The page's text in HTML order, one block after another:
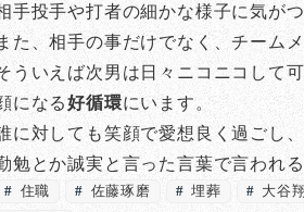
手投手や打者の細かな様子に気が
た、相手の事だけでなく、チーム
ういえば次男は日々ニコニコして
になる好循環にいます。
に対しても笑顔で愛想良く過ごし
勉とか誠実と言った言葉で言われ
住職 佐藤琢磨 埋葬 大谷